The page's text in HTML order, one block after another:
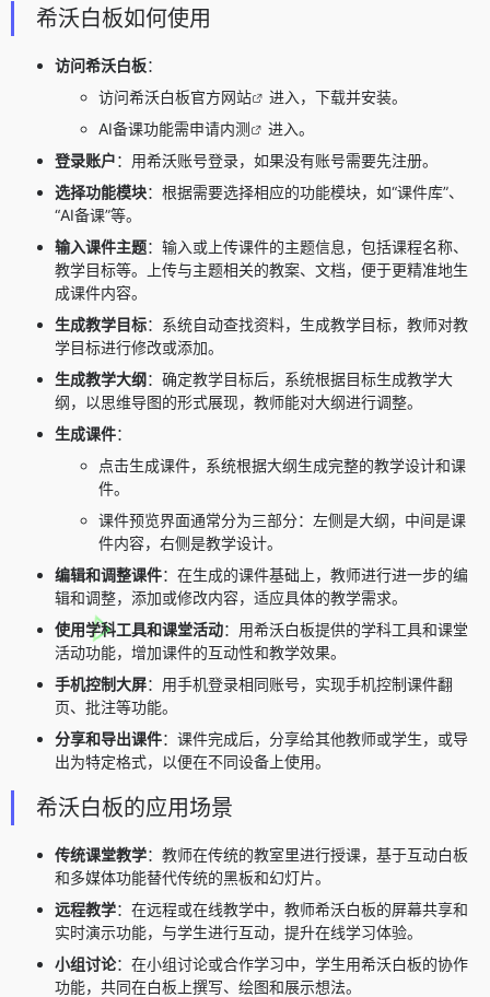
希沃白板如何使用
访问希沃白板：
访问希沃白板官方网站
进入，下载并安装。
AI备课功能需申请内测
进入。
登录账户：用希沃账号登录，如果没有账号需要先注册。
选择功能模块：根据需要选择相应的功能模块，如“课件库”、
“AI备课”等。
输入课件主题：输入或上传课件的主题信息，包括课程名称、
教学目标等。上传与主题相关的教案、文档，便于更精准地生
成课件内容。
生成教学目标：系统自动查找资料，生成教学目标，教师对教
学目标进行修改或添加。
生成教学大纲：确定教学目标后，系统根据目标生成教学大
纲，以思维导图的形式展现，教师能对大纲进行调整。
生成课件：
点击生成课件，系统根据大纲生成完整的教学设计和课
件。
课件预览界面通常分为三部分：左侧是大纲，中间是课
件内容，右侧是教学设计。
编辑和调整课件：在生成的课件基础上，教师进行进一步的编
辑和调整，添加或修改内容，适应具体的教学需求。
使用学科工具和课堂活动：用希沃白板提供的学科工具和课堂
活动功能，增加课件的互动性和教学效果。
手机控制大屏：用手机登录相同账号，实现手机控制课件翻
页、批注等功能。
分享和导出课件：课件完成后，分享给其他教师或学生，或导
出为特定格式，以便在不同设备上使用。
希沃白板的应用场景
传统课堂教学：教师在传统的教室里进行授课，基于互动白板
和多媒体功能替代传统的黑板和幻灯片。
远程教学：在远程或在线教学中，教师希沃白板的屏幕共享和
实时演示功能，与学生进行互动，提升在线学习体验。
小组讨论：在小组讨论或合作学习中，学生用希沃白板的协作
功能，共同在白板上撰写、绘图和展示想法。